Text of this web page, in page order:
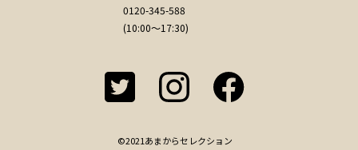
0120-345-588
(10:00～17:30)
©2021あまからセレクション